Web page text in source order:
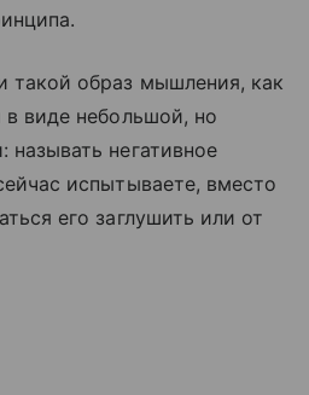
такой образ мышления, как
в виде небольшой, но
негативное
испытываете, вместо
его заглушить или от